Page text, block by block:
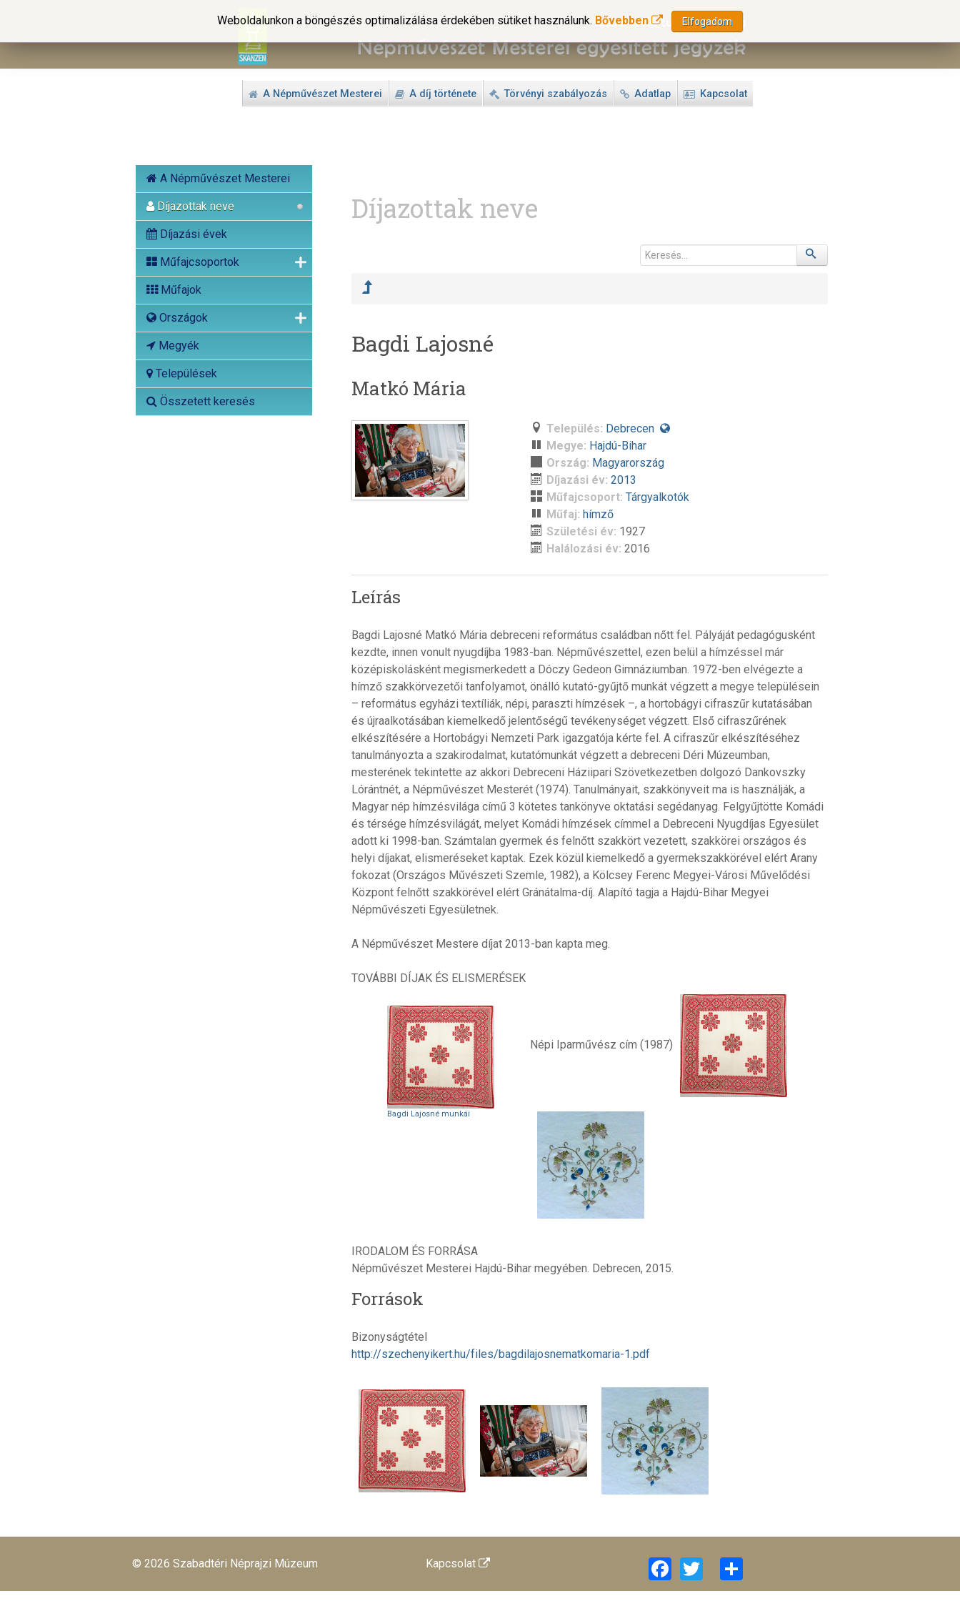
A Népművészet Mesterei A díj története Törvényi szabályozás Adatlap Kapcsolat
A Népművészet Mesterei
Díjazottak neve
Díjazási évek
Műfajcsoportok
Műfajok
Országok
Megyék
Települések
Összetett keresés
Weboldalunkon a böngészés optimalizálása érdekében sütiket használunk. Bővebben Elfogadom
Díjazottak neve
Bagdi Lajosné
Matkó Mária
Település: Debrecen
Megye: Hajdú-Bihar
Ország: Magyarország
Díjazási év:2013
Műfajcsoport:Tárgyalkotók
Műfaj:hímző
Születési év: 1927
Halálozási év:2016
Leírás
Bagdi Lajosné Matkó Mária debreceni református családban nőtt fel. Pályáját pedagógusként
kezdte, innen vonult nyugdíjba 1983-ban. Népművészettel, ezen belül a hímzéssel már
középiskolásként megismerkedett a Dóczy Gedeon Gimnáziumban. 1972-ben elvégezte a
hímző szakkörvezetői tanfolyamot, önálló kutató-gyűjtő munkát végzett a megye településein
– református egyházi textíliák, népi, paraszti hímzések –, a hortobágyi cifraszűr kutatásában
és újraalkotásában kiemelkedő jelentőségű tevékenységet végzett. Első cifraszűrének
elkészítésére a Hortobágyi Nemzeti Park igazgatója kérte fel. A cifraszűr elkészítéséhez
tanulmányozta a szakirodalmat, kutatómunkát végzett a debreceni Déri Múzeumban,
mesterének tekintette az akkori Debreceni Háziipari Szövetkezetben dolgozó Dankovszky
Lórántnét, a Népművészet Mesterét (1974). Tanulmányait, szakkönyveit ma is használják, a
Magyar nép hímzésvilága című 3 kötetes tankönyve oktatási segédanyag. Felgyűjtötte Komádi
és térsége hímzésvilágát, melyet Komádi hímzések címmel a Debreceni Nyugdíjas Egyesület
adott ki 1998-ban. Számtalan gyermek és felnőtt szakkört vezetett, szakkörei országos és
helyi díjakat, elismeréseket kaptak. Ezek közül kiemelkedő a gyermekszakkörével elért Arany
fokozat (Országos Művészeti Szemle, 1982), a Kölcsey Ferenc Megyei-Városi Művelődési
Központ felnőtt szakkörével elért Gránátalma-díj. Alapító tagja a Hajdú-Bihar Megyei
Népművészeti Egyesületnek.
A Népművészet Mestere díjat 2013-ban kapta meg.
TOVÁBBI DÍJAK ÉS ELISMERÉSEK
Népi Iparművész cím (1987)
Bagdi Lajosné munkái
IRODALOM ÉS FORRÁSA
Népművészet Mesterei Hajdú-Bihar megyében. Debrecen, 2015.
Források
Bizonyságtétel
http://szechenyikert.hu/files/bagdilajosnematkomaria-1.pdf
© 2026 Szabadtéri Néprajzi Múzeum Kapcsolat Facebook
Twitter